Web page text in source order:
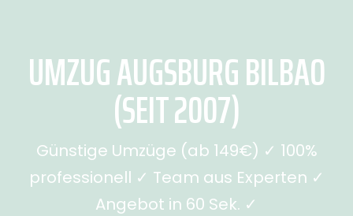
UMZUG AUGSBURG BILBAO
(SEIT 2007)
Günstige Umzüge (ab 149€) ✓ 100%
professionell ✓ Team aus Experten ✓
Angebot in 60 Sek. ✓